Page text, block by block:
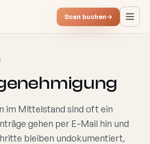
Scan buchen→
im Mittelstand sind oft ein
gehen per E-Mail hin und
bleiben undokumentiert,